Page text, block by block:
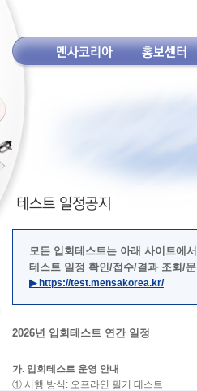
모든 입회테스트는 아래 사이트에
테스트 일정 확인/접수/결과 조회/
▶ https://test.mensakorea.kr/
2026년 입회테스트 연간 일정
가. 입회테스트 운영 안내
① 시행 방식: 오프라인 필기 테스트